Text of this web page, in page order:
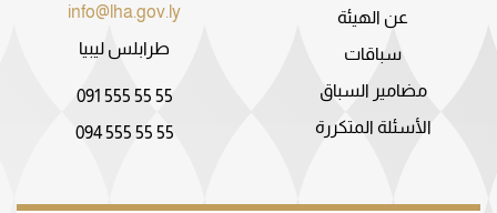
عن الهيئة
سباقات
مضامير السباق
الأسئلة المتكررة
info@lha.gov.ly
طرابلس ليبيا
091 555 55 55
094 555 55 55